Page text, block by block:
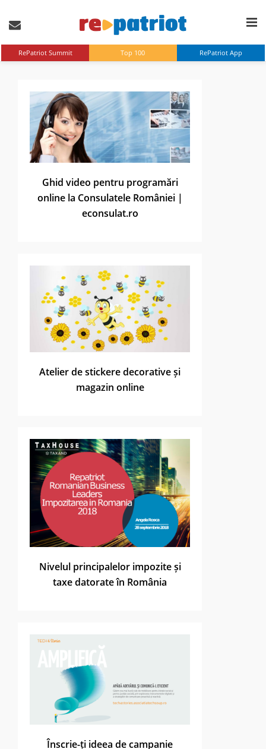
RePatriot Summit Top 100 RePatriot App
Ghid video pentru programări
online la Consulatele României |
econsulat.ro
Atelier de stickere decorative și
magazin online
Nivelul principalelor impozite și
taxe datorate în România
Înscrie-ți ideea de campanie